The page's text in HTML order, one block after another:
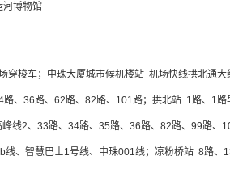
河博物馆
穿梭车；中珠大厦城市候机楼站 机场快线拱北通
、36路、62路、82路、101路；拱北站 1路、1
线2、33路、34路、35路、36路、82路、99路
线、智慧巴士1号线、中珠001线；凉粉桥站 8路、